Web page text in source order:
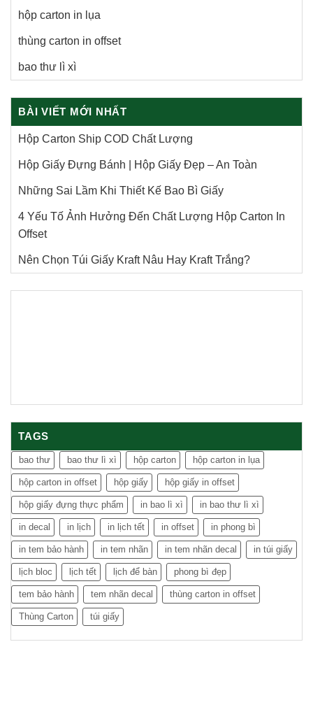
hộp carton in lụa
thùng carton in offset
bao thư lì xì
BÀI VIẾT MỚI NHẤT
Hộp Carton Ship COD Chất Lượng
Hộp Giấy Đựng Bánh | Hộp Giấy Đẹp – An Toàn
Những Sai Lầm Khi Thiết Kế Bao Bì Giấy
4 Yếu Tố Ảnh Hưởng Đến Chất Lượng Hộp Carton In
Offset
Nên Chọn Túi Giấy Kraft Nâu Hay Kraft Trắng?
TAGS
bao thư bao thư lì xì hộp carton hộp carton in lụa
hộp carton in offset hộp giấy hộp giấy in offset
hộp giấy đựng thực phẩm in bao lì xì in bao thư lì xì
in decal in lịch in lịch tết in offset in phong bì
in tem bảo hành in tem nhãn in tem nhãn decal in túi giấy
lịch bloc lịch tết lịch để bàn phong bì đẹp
tem bảo hành tem nhãn decal thùng carton in offset
Thùng Carton túi giấy